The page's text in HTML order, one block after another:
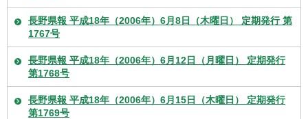
長野県報 平成18年（2006年）6月8日（木曜日） 定期発行 第
1767号
長野県報 平成18年（2006年）6月12日（月曜日） 定期発行
第1768号
長野県報 平成18年（2006年）6月15日（木曜日） 定期発行
第1769号